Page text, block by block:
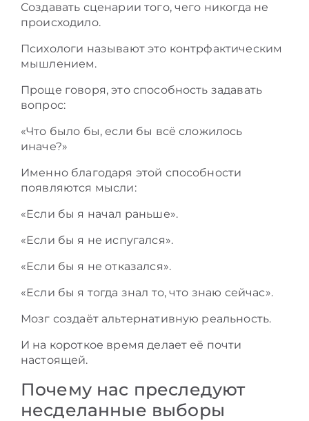
Создавать сценарии того, чего никогда не
происходило.
Психологи называют это контрфактическим
мышлением.
Проще говоря, это способность задавать
вопрос:
«Что было бы, если бы всё сложилось
иначе?»
Именно благодаря этой способности
появляются мысли:
«Если бы я начал раньше».
«Если бы я не испугался».
«Если бы я не отказался».
«Если бы я тогда знал то, что знаю сейчас».
Мозг создаёт альтернативную реальность.
И на короткое время делает её почти
настоящей.
Почему нас преследуют
несделанные выборы